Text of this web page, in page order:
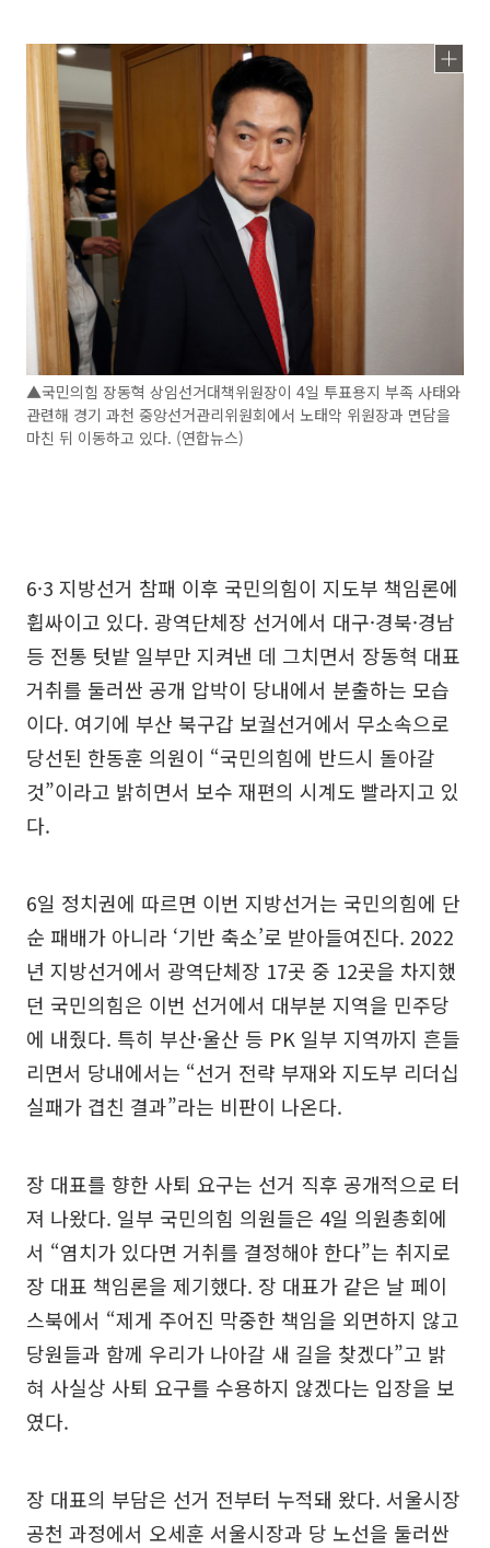
▲국민의힘 장동혁 상임선거대책위원장이 4일 투표용지 부족 사태와
관련해 경기 과천 중앙선거관리위원회에서 노태악 위원장과 면담을
마친 뒤 이동하고 있다. (연합뉴스)
6·3 지방선거 참패 이후 국민의힘이 지도부 책임론에
휩싸이고 있다. 광역단체장 선거에서 대구·경북·경남
등 전통 텃밭 일부만 지켜낸 데 그치면서 장동혁 대표
거취를 둘러싼 공개 압박이 당내에서 분출하는 모습
이다. 여기에 부산 북구갑 보궐선거에서 무소속으로
당선된 한동훈 의원이 “국민의힘에 반드시 돌아갈
것”이라고 밝히면서 보수 재편의 시계도 빨라지고 있
다.
6일 정치권에 따르면 이번 지방선거는 국민의힘에 단
순 패배가 아니라 ‘기반 축소’로 받아들여진다. 2022
년 지방선거에서 광역단체장 17곳 중 12곳을 차지했
던 국민의힘은 이번 선거에서 대부분 지역을 민주당
에 내줬다. 특히 부산·울산 등 PK 일부 지역까지 흔들
리면서 당내에서는 “선거 전략 부재와 지도부 리더십
실패가 겹친 결과”라는 비판이 나온다.
장 대표를 향한 사퇴 요구는 선거 직후 공개적으로 터
져 나왔다. 일부 국민의힘 의원들은 4일 의원총회에
서 “염치가 있다면 거취를 결정해야 한다”는 취지로
장 대표 책임론을 제기했다. 장 대표가 같은 날 페이
스북에서 “제게 주어진 막중한 책임을 외면하지 않고
당원들과 함께 우리가 나아갈 새 길을 찾겠다”고 밝
혀 사실상 사퇴 요구를 수용하지 않겠다는 입장을 보
였다.
장 대표의 부담은 선거 전부터 누적돼 왔다. 서울시장
공천 과정에서 오세훈 서울시장과 당 노선을 둘러싼